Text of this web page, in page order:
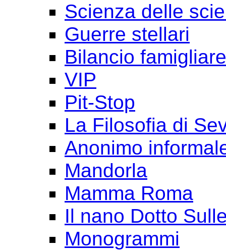
Scienza delle
Guerre stellari
Bilancio famigliare
VIP
Pit-Stop
La Filosofia di
Anonimo
Mandorla
Mamma Roma
Il nano Dotto
Monogrammi